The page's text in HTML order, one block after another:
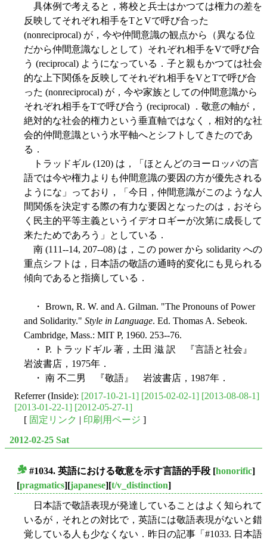
具体例で考えると，将校と兵士はかつては権力の差を
反映してそれぞれ相手をTとVで呼び合った
(nonreciprocal) が，今や仲間意識の観点から（異なる位
だから仲間意識なしとして）それぞれ相手をVで呼び合
う (reciprocal) ようになっている．子と親もかつては社会
的な上下関係を反映してそれぞれ相手をVとTで呼び合
った (nonreciprocal) が，今や家族としての仲間意識から
それぞれ相手をTで呼び合う (reciprocal) ．敬意の軸が，
絶対的な社会的権力という垂直軸ではなく，相対的な社
会的仲間意識という水平軸へとシフトしてきたのであ
る．
トラッドギル (120) は，「ほとんどのヨーロッパの言
語では今や権力よりも仲間意識の要因の方が優先される
ようにな」っており，「今日，仲間意識がこのような人
間関係を決定する際の有力な要因となったのは，おそら
く民主的平等主義というイデオロギーが次第に成長して
来たためであろう」としている．
南 (111--14, 207--08) は，この power から solidarity への
重点シフトは，日本語の敬語の通時的変化にも見られる
傾向であると指摘している．
・ Brown, R. W. and A. Gilman. "The Pronouns of Power
and Solidarity." Style in Language. Ed. Thomas A. Sebeok.
Cambridge, Mass.: MIT P, 1960. 253--76.
・ P. トラッドギル 著，土田 滋 訳 『言語と社会』
岩波書店，1975年．
・ 南 不二男 『敬語』 岩波書店，1987年．
Referrer (Inside): [2017-10-21-1] [2015-02-02-1] [2013-08-08-1]
[2013-01-22-1] [2012-05-27-1]
[ 固定リンク | 印刷用ページ ]
2012-02-25 Sat
#1034. 英語における敬意を示す言語的手段 [honorific]
[pragmatics][japanese][t/v_distinction]
日本語で敬語表現が発達していることはよく知られて
いるが，それとの対比で，英語には敬語表現がないと錯
覚している人も少なくない．昨日の記事「#1033. 日本語